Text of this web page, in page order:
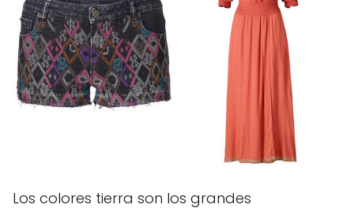
Los colores tierra son los grandes